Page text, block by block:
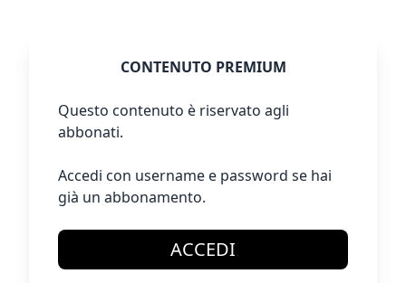
CONTENUTO PREMIUM
Questo contenuto è riservato agli
abbonati.
Accedi con username e password se hai
già un abbonamento.
ACCEDI